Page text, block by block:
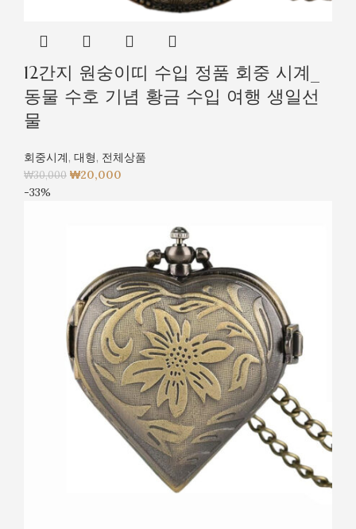
12간지 원숭이띠 수입 정품 회중 시계_
동물 수호 기념 황금 수입 여행 생일선
물
회중시계, 대형, 전체상품
₩30,000 ₩20,000
-33%